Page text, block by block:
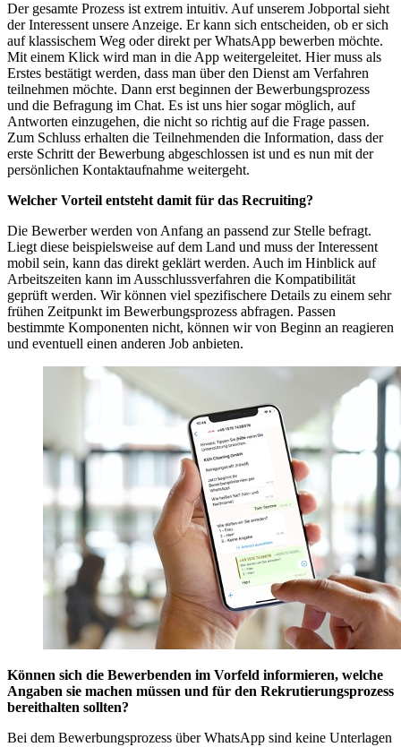
Der gesamte Prozess ist extrem intuitiv. Auf unserem Jobportal sieht
der Interessent unsere Anzeige. Er kann sich entscheiden, ob er sich
auf klassischem Weg oder direkt per WhatsApp bewerben möchte.
Mit einem Klick wird man in die App weitergeleitet. Hier muss als
Erstes bestätigt werden, dass man über den Dienst am Verfahren
teilnehmen möchte. Dann erst beginnen der Bewerbungsprozess
und die Befragung im Chat. Es ist uns hier sogar möglich, auf
Antworten einzugehen, die nicht so richtig auf die Frage passen.
Zum Schluss erhalten die Teilnehmenden die Information, dass der
erste Schritt der Bewerbung abgeschlossen ist und es nun mit der
persönlichen Kontaktaufnahme weitergeht.
Welcher Vorteil entsteht damit für das Recruiting?
Die Bewerber werden von Anfang an passend zur Stelle befragt.
Liegt diese beispielsweise auf dem Land und muss der Interessent
mobil sein, kann das direkt geklärt werden. Auch im Hinblick auf
Arbeitszeiten kann im Ausschlussverfahren die Kompatibilität
geprüft werden. Wir können viel spezifischere Details zu einem sehr
frühen Zeitpunkt im Bewerbungsprozess abfragen. Passen
bestimmte Komponenten nicht, können wir von Beginn an reagieren
und eventuell einen anderen Job anbieten.
Können sich die Bewerbenden im Vorfeld informieren, welche
Angaben sie machen müssen und für den Rekrutierungsprozess
bereithalten sollten?
Bei dem Bewerbungsprozess über WhatsApp sind keine Unterlagen